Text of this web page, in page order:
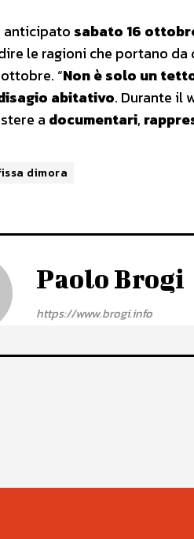
anticipato sabato 16
le ragioni che portano da
“Non è solo un
abitativo. Durante il
a documentari,
dimora
Paolo Brogi
https://www.brogi.info